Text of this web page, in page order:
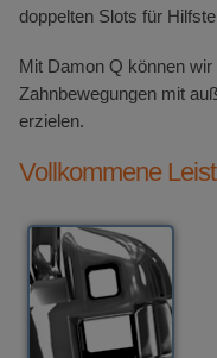
doppelten Slots für
Mit Damon Q können
Zahnbewegungen mit
erzielen.
Vollkommene